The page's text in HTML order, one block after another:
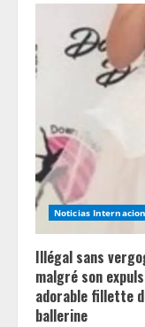
Noticias
Illégal sans
malgré son
adorable fillette
ballerine